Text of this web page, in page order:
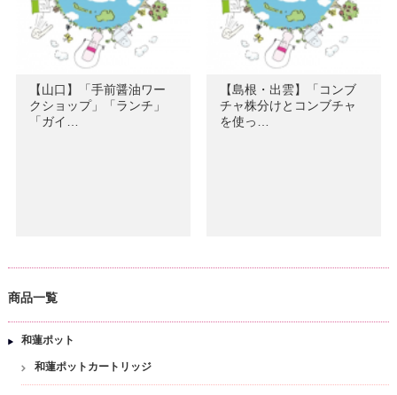
【山口】「手前醤油ワー
クショップ」「ランチ」
「ガイ…
【島根・出雲】「コンブ
チャ株分けとコンブチャ
を使っ…
商品一覧
和蓮ポット
和蓮ポットカートリッジ